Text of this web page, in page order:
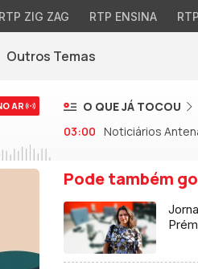
RTP ZIG ZAG RTP ENSINA
janela)
Outros Temas
AR
O QUE JÁ TOCOU
03:00 Noticiários
Pode também